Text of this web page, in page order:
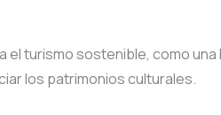
el turismo sostenible, como
los patrimonios culturales.